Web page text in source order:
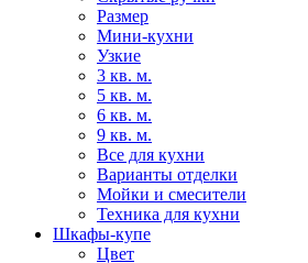
Размер
Мини-кухни
Узкие
3 кв. м.
5 кв. м.
6 кв. м.
9 кв. м.
Все для кухни
Варианты отделки
Мойки и смесители
Техника для кухни
Шкафы-купе
Цвет